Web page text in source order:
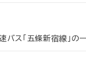
バス「五條新宿線」